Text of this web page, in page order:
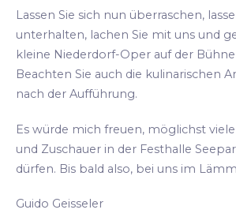
Lassen Sie sich nun überraschen,
unterhalten, lachen Sie mit uns und
kleine Niederdorf-Oper auf der
Beachten Sie auch die kulinarischen
nach der Aufführung.
Es würde mich freuen, möglichst
und Zuschauer in der Festhalle
dürfen. Bis bald also, bei uns im
Guido Geisseler